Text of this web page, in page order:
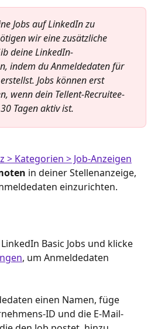
Jobs auf LinkedIn zu
wir eine zusätzliche
deine LinkedIn-
indem du Anmeldedaten für
Jobs können erst
wenn dein Tellent-Recruitee-
Tagen aktiv ist.
> Kategorien > Job-Anzeigen
in deiner Stellenanzeige,
einzurichten.
Basic Jobs und klicke
, um Anmeldedaten
einen Namen, füge
ID und die E-Mail-